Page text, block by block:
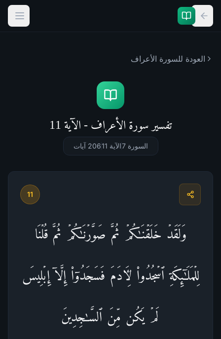
العودة للسورة الأعراف
تفسير سورة الأعراف - الآية 11
السورة 7 الآية 11 206 آيات
11
وَلَقَدۡ خَلَقۡنَـٰكُمۡ ثُمَّ صَوَّرۡنَـٰكُمۡ ثُمَّ قُلۡنَا
لِلۡمَلَـٰۤىِٕكَةِ ٱسۡجُدُوا۟ لِـَٔادَمَ فَسَجَدُوۤا۟ إِلَّاۤ إِبۡلِیسَ
لَمۡ یَكُن مِّنَ ٱلسَّـٰجِدِینَ